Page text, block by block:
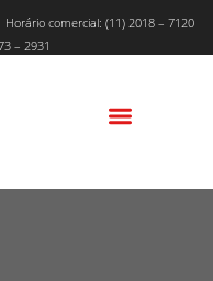
Horário comercial: (11) 2018 – 7120
– 2931